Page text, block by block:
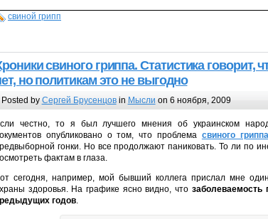
свиной грипп
свиного гриппа. Статистика говорит,
но политикам это не выгодно
Posted by Сергей Брусенцовin Мысли on 6 ноября, 2009
честно, то я был лучшего мнения об украинском
опубликовано о том, что проблема свиного гриппа
гонки. Но все продолжают паниковать. То ли по
фактам в глаза.
сегодня, например, мой бывший коллега прислал мне
здоровья. На графике ясно видно, что заболеваемость
годов.